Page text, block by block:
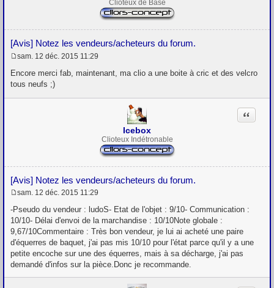
Clioteux de Base
[Avis] Notez les vendeurs/acheteurs du forum.
e
s
a
sam. 12 déc. 2015 11:29
Encore merci fab, maintenant, ma clio a une boite à cric et des velcro
tous neufs ;)
Icebox
Clioteux Indétronable
[Avis] Notez les vendeurs/acheteurs du forum.
Citation
e
s
s
a
g
e
sam. 12 déc. 2015 11:29
-Pseudo du vendeur : ludoS- Etat de l'objet : 9/10- Communication :
10/10- Délai d'envoi de la marchandise : 10/10Note globale :
9,67/10Commentaire : Très bon vendeur, je lui ai acheté une paire
d'équerres de baquet, j'ai pas mis 10/10 pour l'état parce qu'il y a une
petite encoche sur une des équerres, mais à sa décharge, j'ai pas
demandé d'infos sur la pièce.Donc je recommande.